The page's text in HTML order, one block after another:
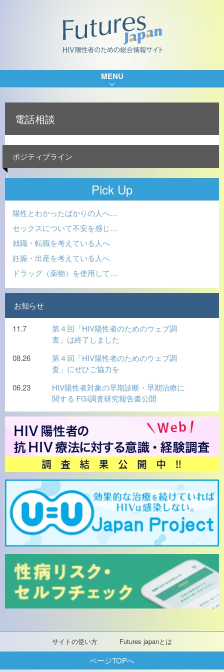
サイトの使い方 Futures japanとは
MENU
電話相談
ポジティブライン
Pick Up
陽性とわかったばかりの人へ…
セックスについて不安を感じ…
就職・転職を考えている人へ
妊娠・出産を考えている人へ
ドラッグ（薬物）を使用して…
お知らせ
11.7
第４回「HIV陽性者のためのウェブ調
査」は終了しました
08.26
第４回「HIV陽性者のためのウェブ調
査」にぜひご協力を
06.23
HIV陽性者対象の早期診断・早期治療に
関する FGI調査研究報告書公開
ページTOPへ